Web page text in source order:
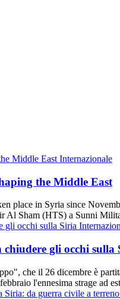
Internazionale
the Middle East
place in Syria since
Al Sham (HTS) a Sunni
gli occhi sulla
che il 26 dicembre è
l'ennesima strage ad